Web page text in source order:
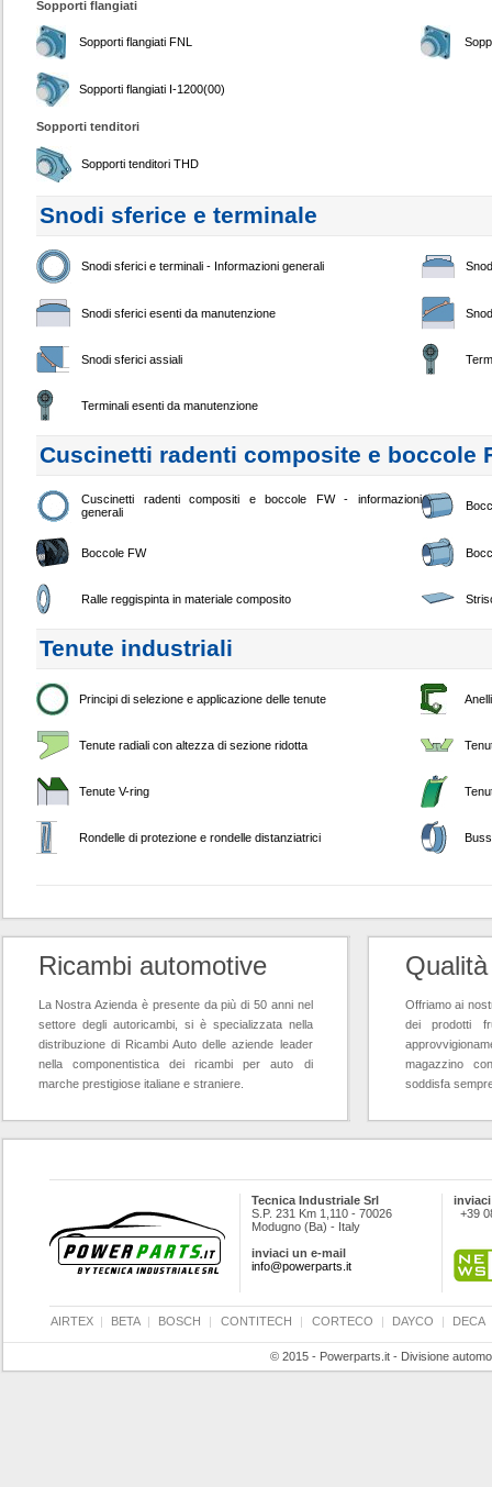
Sopporti flangiati
Sopporti flangiati FNL
Sopporti flangiati I-1200(00)
Sopporti tenditori
Sopporti tenditori THD
Snodi sferice e terminale
Snodi sferici e terminali - Informazioni generali
Snodi sferici esenti da manutenzione
Snodi sferici assiali
Terminali esenti da manutenzione
Cuscinetti radenti composite e boccole
Cuscinetti radenti compositi e boccole FW - informazioni
generali
Boccole FW
Ralle reggispinta in materiale composito
Tenute industriali
Principi di selezione e applicazione delle tenute
Tenute radiali con altezza di sezione ridotta
Tenute V-ring
Rondelle di protezione e rondelle distanziatrici
Ricambi automotive
La Nostra Azienda è presente da più di 50 anni nel
settore degli autoricambi, si è specializzata nella
distribuzione di Ricambi Auto delle aziende leader
nella componentistica dei ricambi per auto di
marche prestigiose italiane e straniere.
Offriamo ai
dei prodotti
magazzino
soddisfa
Tecnica Industriale Srl
S.P. 231 Km 1,110 - 70026
Modugno (Ba) - Italy
inviaci un e-mail
info@powerparts.it
+39
AIRTEX | BETA | BOSCH | CONTITECH | CORTECO | DAYCO | DECA
© 2015 - Powerparts.it - Divisione